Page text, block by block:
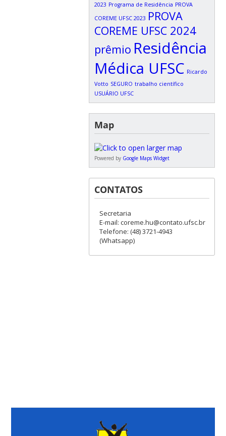
2023 Programa de Residência PROVA
COREME UFSC 2023 PROVA
COREME UFSC 2024
prêmio Residência
Médica UFSC Ricardo
Votto SEGURO trabalho científico
USUÁRIO UFSC
Map
Powered by Google Maps Widget
CONTATOS
Secretaria
E-mail: coreme.hu@contato.ufsc.br
Telefone: (48) 3721-4943
(Whatsapp)